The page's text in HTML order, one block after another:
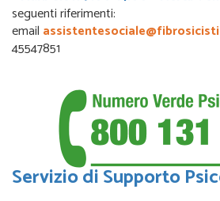
seguenti riferimenti:
email
45547851
Servizio di Supporto